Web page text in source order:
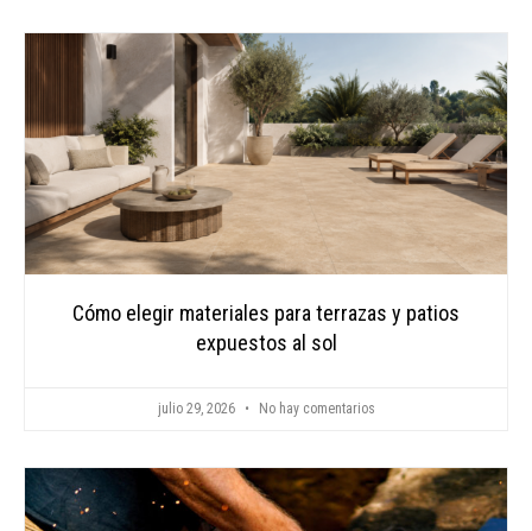
Cómo elegir materiales para terrazas y patios
expuestos al sol
julio 29, 2026 No hay comentarios